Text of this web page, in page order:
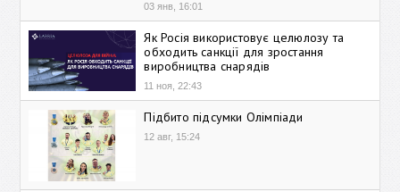
03 янв, 16:01
Як Росія використовує целюлозу та
обходить санкції для зростання
виробництва снарядів
11 ноя, 22:43
Підбито підсумки Олімпіади
12 авг, 15:24